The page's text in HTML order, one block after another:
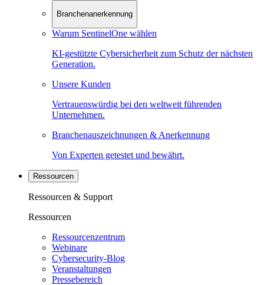
Branchenanerkennung
Warum SentinelOne wählen
KI-gestützte Cybersicherheit zum Schutz der nächsten
Generation.
Unsere Kunden
Vertrauenswürdig bei den weltweit führenden
Unternehmen.
Branchenauszeichnungen & Anerkennung
Von Experten getestet und bewährt.
Ressourcen
Ressourcen & Support
Ressourcen
Ressourcenzentrum
Webinare
Cybersecurity-Blog
Veranstaltungen
Pressebereich